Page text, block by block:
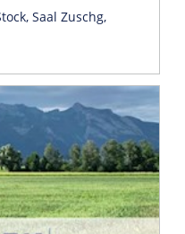
Saal Zuschg,